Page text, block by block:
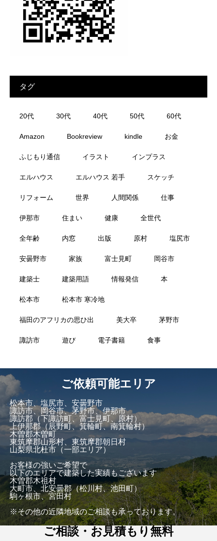
タグ
20代 30代 40代 50代 60代
Amazon Bookreview kindle お金
ふじもり通信 イラスト インプラス
エルハウス エルハウス 若手 スケッチ
リフォーム 世界 人間関係 仕事
伊那市 住まい 健康 全世代
全年齢 内窓 出版 原村 塩尻市
安曇野市 家族 富士見町 岡谷市
建築士 建築用語 情報発信 本
松本市 松本市 寒冷地
福田のアフリカの思ひ出 美大卒 茅野市
諏訪市 遊び 電子書籍 食事
ご依頼可能エリア
松本市、塩尻市、安曇野市
諏訪市、岡谷市、茅野市、伊那市
諏訪郡（下諏訪町、富士見町、原村）
上伊那郡（辰野町、箕輪町、南箕輪村）
木曽郡木曽町
東筑摩郡山形村、東筑摩郡朝日村
山梨県北杜市（一部エリア）
お客様の強いご希望で
以下のエリアで建築した実績もございます
木曽郡木祖村
大町市、北安曇郡（松川村、池田町）
駒ヶ根市、宮田村
※その他の近隣地域のご相談も承っております。
ご相談・お見積もり無料